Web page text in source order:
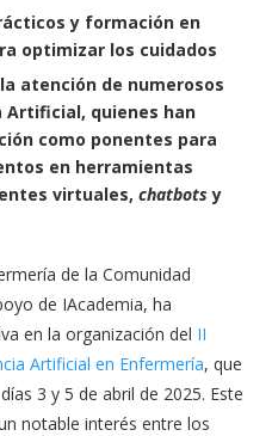
y formación en
optimizar los cuidados
atención de numerosos
quienes han
como ponentes para
en herramientas
virtuales, chatbots y
de la Comunidad
de IAcademia, ha
en la organización del II
Artificial en Enfermería, que
3 y 5 de abril de 2025. Este
notable interés entre los